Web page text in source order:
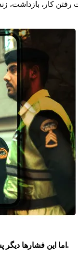
اما این فشارها دیگر پشت مرزهای ملی متوقف نمی‌شوند.